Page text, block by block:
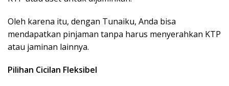
Oleh karena itu, dengan Tunaiku, Anda bisa
mendapatkan pinjaman tanpa harus menyerahkan KTP
atau jaminan lainnya.
Pilihan Cicilan Fleksibel